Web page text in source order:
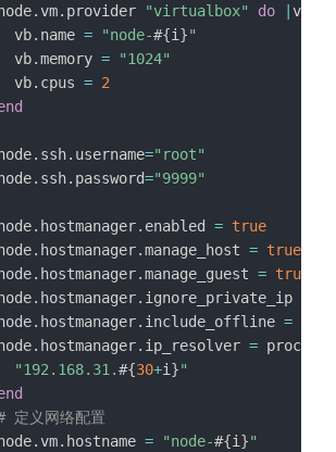
.vm. provider "virtualbox" do vb
vb
. name = "node-#{i }"
vb
.memory =
"1024"
vb
. cpus = 2
. ssh. username="root"
. ssh. password="9999"
. hostmanager. enabled = true
. hostmanager.manage_host = true
. hostmanager.manage_guest = true
. hostmanager. ignore_private_ip
. hostmanager. include_offline =
. hostmanager. ip_resolver = proc
"192.168.31.#{30+i }"
定义网络配置
.vm. hostname = "node-#{i }"